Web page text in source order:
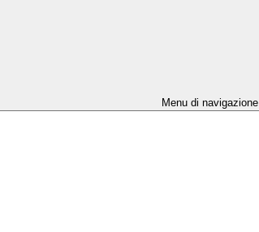
Menu di navigazione